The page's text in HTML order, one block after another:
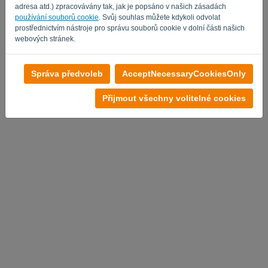
adresa atd.) zpracovávány tak, jak je popsáno v našich zásadách
používání souborů cookie. Svůj souhlas můžete kdykoli odvolat
prostřednictvím nástroje pro správu souborů cookie v dolní části našich
webových stránek.
Správa předvoleb AcceptNecessaryCookiesOnly
Přijmout všechny volitelné cookies